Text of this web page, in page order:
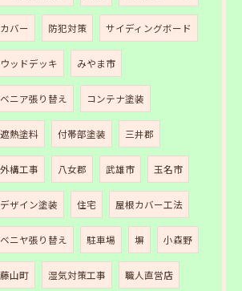
カバー 防犯対策 サイディングボード
ウッドデッキ みやま市
ベニア張り替え コンテナ塗装
遮熱塗料 付帯部塗装 三井郡
外構工事 八女郡 武雄市 玉名市
デザイン塗装 住宅 屋根カバー工法
ベニヤ張り替え 駐車場 塀 小森野
藤山町 湿気対策工事 職人直営店